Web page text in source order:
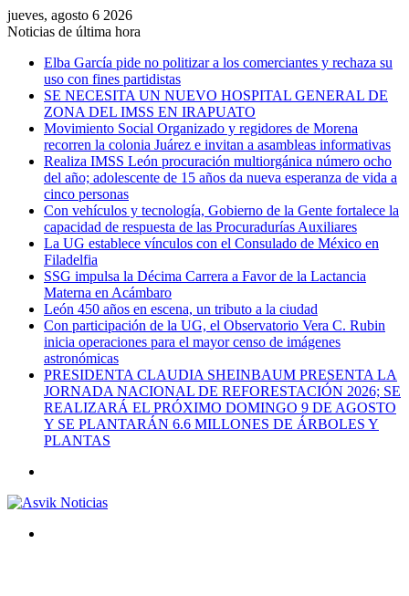
jueves, agosto 6 2026
Noticias de última hora
Elba García pide no politizar a los comerciantes y rechaza su
uso con fines partidistas
SE NECESITA UN NUEVO HOSPITAL GENERAL DE
ZONA DEL IMSS EN IRAPUATO
Movimiento Social Organizado y regidores de Morena
recorren la colonia Juárez e invitan a asambleas informativas
Realiza IMSS León procuración multiorgánica número ocho
del año; adolescente de 15 años da nueva esperanza de vida a
cinco personas
Con vehículos y tecnología, Gobierno de la Gente fortalece la
capacidad de respuesta de las Procuradurías Auxiliares
La UG establece vínculos con el Consulado de México en
Filadelfia
SSG impulsa la Décima Carrera a Favor de la Lactancia
Materna en Acámbaro
León 450 años en escena, un tributo a la ciudad
Con participación de la UG, el Observatorio Vera C. Rubin
inicia operaciones para el mayor censo de imágenes
astronómicas
PRESIDENTA CLAUDIA SHEINBAUM PRESENTA LA
JORNADA NACIONAL DE REFORESTACIÓN 2026; SE
REALIZARÁ EL PRÓXIMO DOMINGO 9 DE AGOSTO
Y SE PLANTARÁN 6.6 MILLONES DE ÁRBOLES Y
PLANTAS